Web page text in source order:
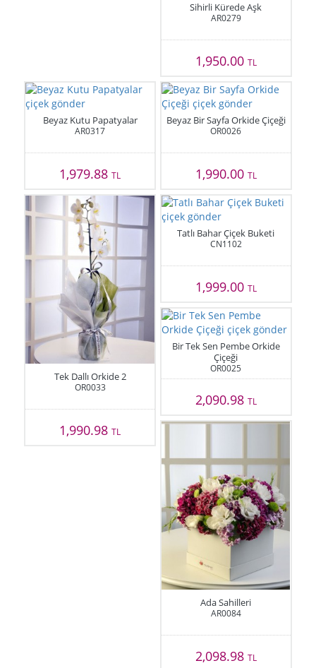
Sihirli Kürede Aşk
AR0279
1,950.00 TL
Beyaz Kutu Papatyalar
AR0317
1,979.88TL
Beyaz Bir Sayfa Orkide Çiçeği
OR0026
1,990.00 TL
Tek Dallı Orkide 2
OR0033
1,990.98TL
Tatlı Bahar Çiçek Buketi
CN1102
1,999.00 TL
Bir Tek Sen Pembe Orkide
Çiçeği
OR0025
2,090.98 TL
Ada Sahilleri
AR0084
2,098.98 TL